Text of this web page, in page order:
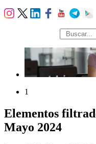
búsqueda
1
Elementos
Mayo 2024